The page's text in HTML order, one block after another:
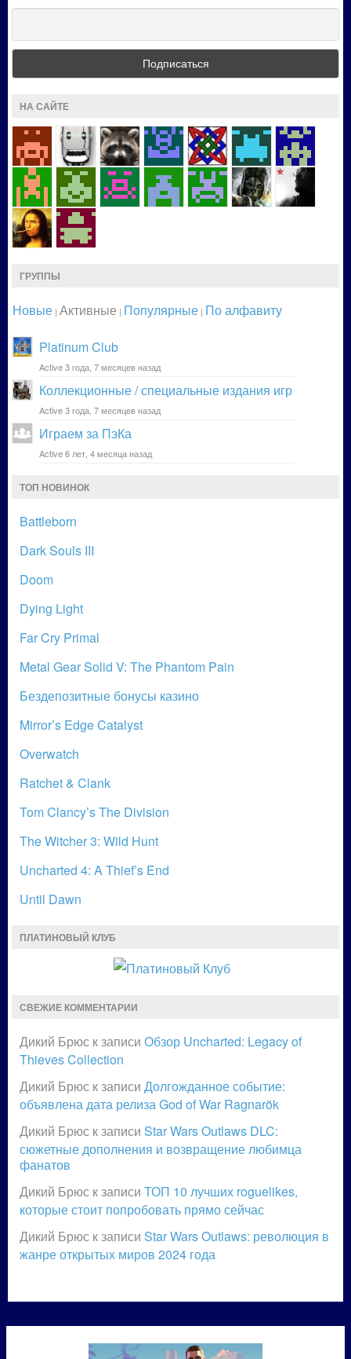
НА САЙТЕ
ГРУППЫ
Новые | Активные | Популярные | По алфавиту
Platinum Club
Active 3 года, 7 месяцев назад
Коллекционные / специальные издания игр
Active 3 года, 7 месяцев назад
Играем за ПэКа
Active 6 лет, 4 месяца назад
ТОП НОВИНОК
Battleborn
Dark Souls III
Doom
Dying Light
Far Cry Primal
Metal Gear Solid V: The Phantom Pain
Бездепозитные бонусы казино
Mirror’s Edge Catalyst
Overwatch
Ratchet & Clank
Tom Clancy’s The Division
The Witcher 3: Wild Hunt
Uncharted 4: A Thief’s End
Until Dawn
ПЛАТИНОВЫЙ КЛУБ
СВЕЖИЕ КОММЕНТАРИИ
Дикий Брюс к записи Обзор Uncharted: Legacy of
Thieves Collection
Дикий Брюс к записи Долгожданное событие:
объявлена дата релиза God of War Ragnarök
Дикий Брюс к записи Star Wars Outlaws DLC:
сюжетные дополнения и возвращение любимца
фанатов
Дикий Брюс к записи ТОП 10 лучших roguelikes,
которые стоит попробовать прямо сейчас
Дикий Брюс к записи Star Wars Outlaws: революция в
жанре открытых миров 2024 года